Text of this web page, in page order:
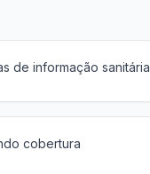
de informação sanitária
cobertura